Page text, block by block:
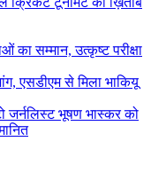
का सम्मान, उत्कृष्ट परीक्षा
एसडीएम से मिला भाकियू
जर्नलिस्ट भूषण भास्कर को